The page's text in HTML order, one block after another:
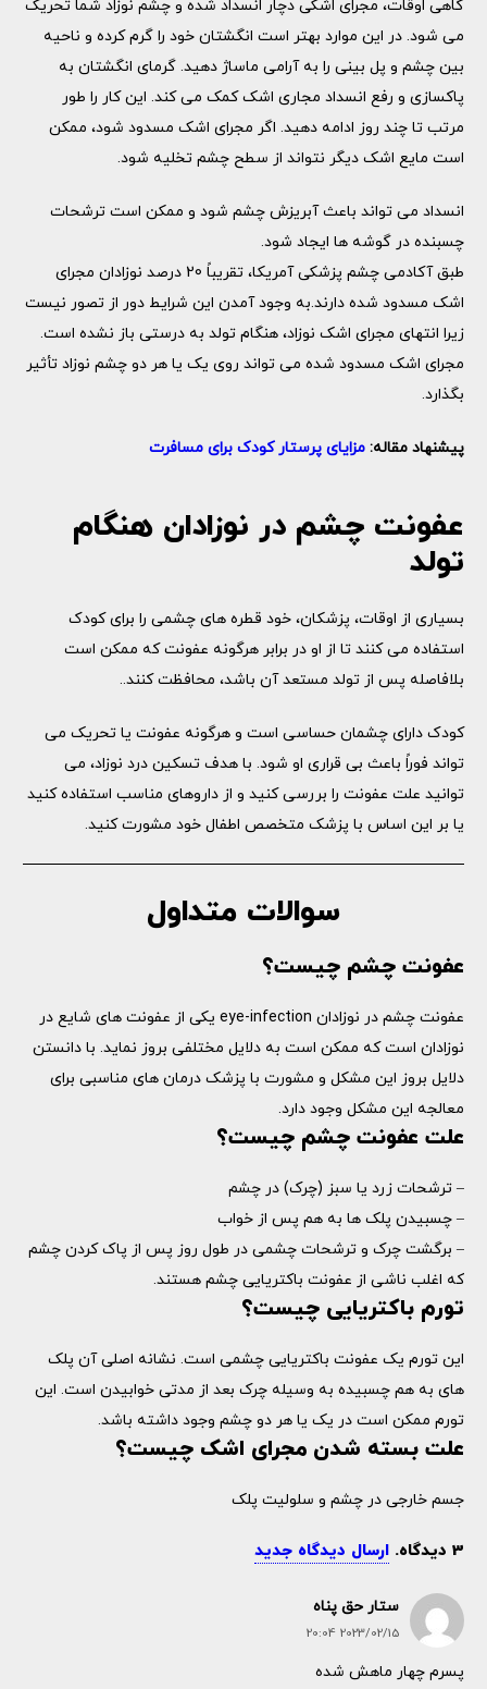
گاهی اوقات، مجرای اشکی دچار انسداد شده و چشم نوزاد شما تحریک
می شود. در این موارد بهتر است انگشتان خود را گرم کرده و ناحیه
بین چشم و پل بینی را به آرامی ماساژ دهید. گرمای انگشتان به
پاکسازی و رفع انسداد مجاری اشک کمک می کند. این کار را طور
مرتب تا چند روز ادامه دهید. اگر مجرای اشک مسدود شود، ممکن
است مایع اشک دیگر نتواند از سطح چشم تخلیه شود.
انسداد می تواند باعث آبریزش چشم شود و ممکن است ترشحات
چسبنده در گوشه ها ایجاد شود.
طبق آکادمی چشم پزشکی آمریکا، تقریباً 20 درصد نوزادان مجرای
اشک مسدود شده دارند.به وجود آمدن این شرایط دور از تصور نیست
زیرا انتهای مجرای اشک نوزاد، هنگام تولد به درستی باز نشده است.
مجرای اشک مسدود شده می تواند روی یک یا هر دو چشم نوزاد تأثیر
بگذارد.
پیشنهاد مقاله: مزایای پرستار کودک برای مسافرت
عفونت چشم در نوزادان هنگام
تولد
بسیاری از اوقات، پزشکان، خود قطره های چشمی را برای کودک
استفاده می کنند تا از او در برابر هرگونه عفونت که ممکن است
بلافاصله پس از تولد مستعد آن باشد، محافظت کنند..
کودک دارای چشمان حساسی است و هرگونه عفونت یا تحریک می
تواند فوراً باعث بی قراری او شود. با هدف تسکین درد نوزاد، می
توانید علت عفونت را بررسی کنید و از داروهای مناسب استفاده کنید
یا بر این اساس با پزشک متخصص اطفال خود مشورت کنید.
سوالات متداول
عفونت چشم چیست؟
عفونت چشم در نوزادان eye-infection یکی از عفونت های شایع در
نوزادان است که ممکن است به دلایل مختلفی بروز نماید. با دانستن
دلایل بروز این مشکل و مشورت با پزشک درمان های مناسبی برای
معالجه این مشکل وجود دارد.
علت عفونت چشم چیست؟
– ترشحات زرد یا سبز (چرک) در چشم
– چسبیدن پلک ها به هم پس از خواب
– برگشت چرک و ترشحات چشمی در طول روز پس از پاک کردن چشم
که اغلب ناشی از عفونت باکتریایی چشم هستند.
تورم باکتریایی چیست؟
این تورم یک عفونت باکتریایی چشمی است. نشانه اصلی آن پلک
های به هم چسبیده به وسیله چرک بعد از مدتی خوابیدن است. این
تورم ممکن است در یک یا هر دو چشم وجود داشته باشد.
علت بسته شدن مجرای اشک چیست؟
جسم خارجی در چشم و سلولیت پلک
3 دیدگاه. ارسال دیدگاه جدید
ستار حق پناه
2023/02/15 20:04
پسرم چهار ماهش شده